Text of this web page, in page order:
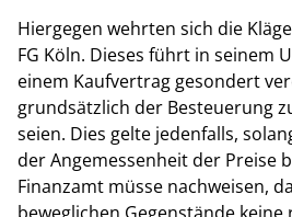
Hiergegen wehrten sich die
FG Köln. Dieses führt in seinem
einem Kaufvertrag gesondert
grundsätzlich der Besteuerung
seien. Dies gelte jedenfalls,
der Angemessenheit der Preise
Finanzamt müsse nachweisen,